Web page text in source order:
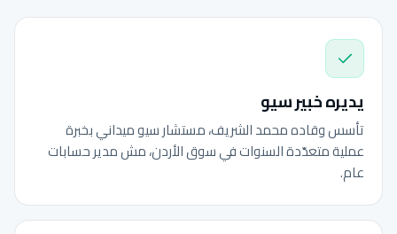
يديره خبير سيو
تأسس وقاده محمد الشريف، مستشار سيو ميداني بخبرة
عملية متعدّدة السنوات في سوق الأردن، مش مدير حسابات
عام.